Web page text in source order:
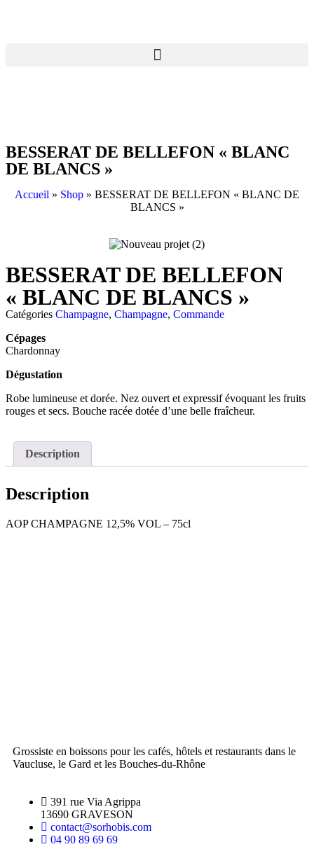
BESSERAT DE BELLEFON « BLANC
DE BLANCS »
Accueil » Shop » BESSERAT DE BELLEFON « BLANC DE
BLANCS »
BESSERAT DE BELLEFON
« BLANC DE BLANCS »
Catégories Champagne, Champagne, Commande
Cépages
Chardonnay
Dégustation
Robe lumineuse et dorée. Nez ouvert et expressif évoquant les fruits
rouges et secs. Bouche racée dotée d’une belle fraîcheur.
Description
Description
AOP CHAMPAGNE 12,5% VOL – 75cl
Grossiste en boissons pour les cafés, hôtels et restaurants dans le
Vaucluse, le Gard et les Bouches-du-Rhône
391 rue Via Agrippa
13690 GRAVESON
contact@sorhobis.com
04 90 89 69 69